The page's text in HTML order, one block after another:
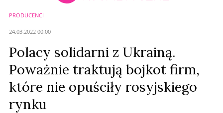
PRODUCENCI
24.03.2022 00:00
Polacy solidarni z Ukrainą.
Poważnie traktują bojkot firm,
które nie opuściły rosyjskiego
rynku